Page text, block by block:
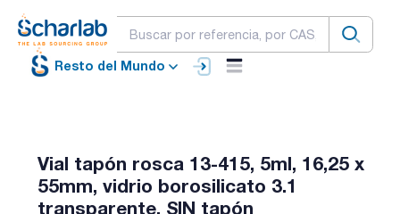
Resto del Mundo
Vial tapón rosca 13-415, 5ml, 16,25 x
55mm, vidrio borosilicato 3.1
transparente, SIN tapón